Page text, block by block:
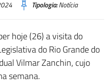
Tipologia:Notícia
hoje (26) a visita do
do Rio Grande do
Vilmar Zanchin, cujo
semana.